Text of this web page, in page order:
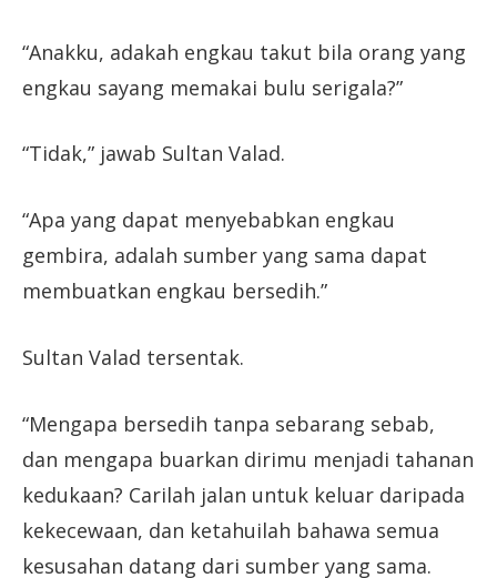
“Anakku, adakah engkau takut bila orang yang
engkau sayang memakai bulu serigala?”
“Tidak,” jawab Sultan Valad.
“Apa yang dapat menyebabkan engkau
gembira, adalah sumber yang sama dapat
membuatkan engkau bersedih.”
Sultan Valad tersentak.
“Mengapa bersedih tanpa sebarang sebab,
dan mengapa buarkan dirimu menjadi tahanan
kedukaan? Carilah jalan untuk keluar daripada
kekecewaan, dan ketahuilah bahawa semua
kesusahan datang dari sumber yang sama.